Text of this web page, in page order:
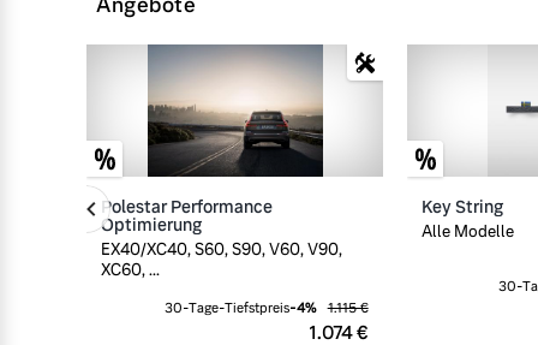
Polestar Performance
Optimierung
EX40/XC40, S60, S90, V60, V90,
XC60, ...
1.074 €
30-Tage-Tiefstpreis-4% 1.115 €
Key String
Alle Modelle
30-